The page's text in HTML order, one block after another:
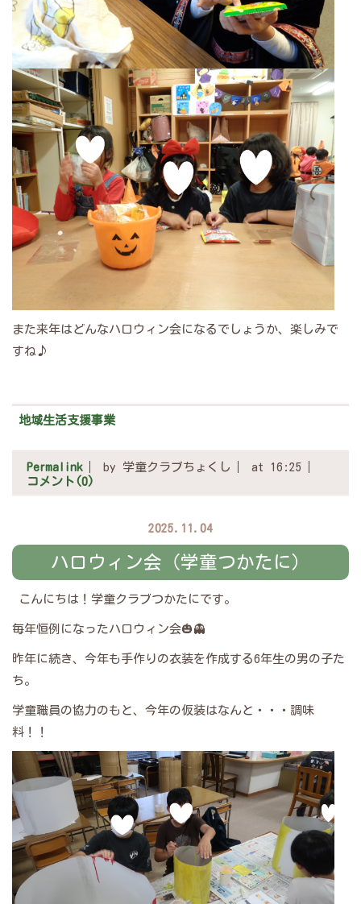
また来年はどんなハロウィン会になるでしょうか、楽しみで
すね♪
地域生活支援事業
Permalink by 学童クラブちょくし
at 16:25
コメント(0)
2025.11.04
ハロウィン会（学童つかたに）
こんにちは！学童クラブつかたにです。
毎年恒例になったハロウィン会🎃👻
昨年に続き、今年も手作りの衣装を作成する6年生の男の子た
ち。
学童職員の協力のもと、今年の仮装はなんと・・・調味
料！！